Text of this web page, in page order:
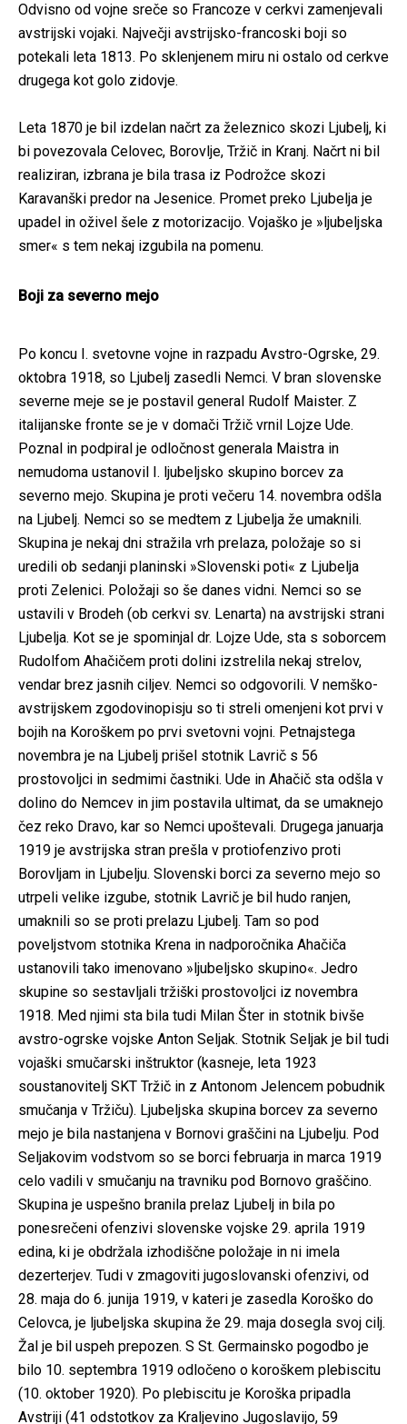
Odvisno od vojne sreče so Francoze v cerkvi zamenjevali
avstrijski vojaki. Največji avstrijsko-francoski boji so
potekali leta 1813. Po sklenjenem miru ni ostalo od cerkve
drugega kot golo zidovje.
Leta 1870 je bil izdelan načrt za železnico skozi Ljubelj, ki
bi povezovala Celovec, Borovlje, Tržič in Kranj. Načrt ni bil
realiziran, izbrana je bila trasa iz Podrožce skozi
Karavanški predor na Jesenice. Promet preko Ljubelja je
upadel in oživel šele z motorizacijo. Vojaško je »ljubeljska
smer« s tem nekaj izgubila na pomenu.
Boji za severno mejo
Po koncu I. svetovne vojne in razpadu Avstro-Ogrske, 29.
oktobra 1918, so Ljubelj zasedli Nemci. V bran slovenske
severne meje se je postavil general Rudolf Maister. Z
italijanske fronte se je v domači Tržič vrnil Lojze Ude.
Poznal in podpiral je odločnost generala Maistra in
nemudoma ustanovil I. ljubeljsko skupino borcev za
severno mejo. Skupina je proti večeru 14. novembra odšla
na Ljubelj. Nemci so se medtem z Ljubelja že umaknili.
Skupina je nekaj dni stražila vrh prelaza, položaje so si
uredili ob sedanji planinski »Slovenski poti« z Ljubelja
proti Zelenici. Položaji so še danes vidni. Nemci so se
ustavili v Brodeh (ob cerkvi sv. Lenarta) na avstrijski strani
Ljubelja. Kot se je spominjal dr. Lojze Ude, sta s soborcem
Rudolfom Ahačičem proti dolini izstrelila nekaj strelov,
vendar brez jasnih ciljev. Nemci so odgovorili. V nemško-
avstrijskem zgodovinopisju so ti streli omenjeni kot prvi v
bojih na Koroškem po prvi svetovni vojni. Petnajstega
novembra je na Ljubelj prišel stotnik Lavrič s 56
prostovoljci in sedmimi častniki. Ude in Ahačič sta odšla v
dolino do Nemcev in jim postavila ultimat, da se umaknejo
čez reko Dravo, kar so Nemci upoštevali. Drugega januarja
1919 je avstrijska stran prešla v protiofenzivo proti
Borovljam in Ljubelju. Slovenski borci za severno mejo so
utrpeli velike izgube, stotnik Lavrič je bil hudo ranjen,
umaknili so se proti prelazu Ljubelj. Tam so pod
poveljstvom stotnika Krena in nadporočnika Ahačiča
ustanovili tako imenovano »ljubeljsko skupino«. Jedro
skupine so sestavljali tržiški prostovoljci iz novembra
1918. Med njimi sta bila tudi Milan Šter in stotnik bivše
avstro-ogrske vojske Anton Seljak. Stotnik Seljak je bil tudi
vojaški smučarski inštruktor (kasneje, leta 1923
soustanovitelj SKT Tržič in z Antonom Jelencem pobudnik
smučanja v Tržiču). Ljubeljska skupina borcev za severno
mejo je bila nastanjena v Bornovi graščini na Ljubelju. Pod
Seljakovim vodstvom so se borci februarja in marca 1919
celo vadili v smučanju na travniku pod Bornovo graščino.
Skupina je uspešno branila prelaz Ljubelj in bila po
ponesrečeni ofenzivi slovenske vojske 29. aprila 1919
edina, ki je obdržala izhodiščne položaje in ni imela
dezerterjev. Tudi v zmagoviti jugoslovanski ofenzivi, od
28. maja do 6. junija 1919, v kateri je zasedla Koroško do
Celovca, je ljubeljska skupina že 29. maja dosegla svoj cilj.
Žal je bil uspeh prepozen. S St. Germainsko pogodbo je
bilo 10. septembra 1919 odločeno o koroškem plebiscitu
(10. oktober 1920). Po plebiscitu je Koroška pripadla
Avstriji (41 odstotkov za Kraljevino Jugoslavijo, 59